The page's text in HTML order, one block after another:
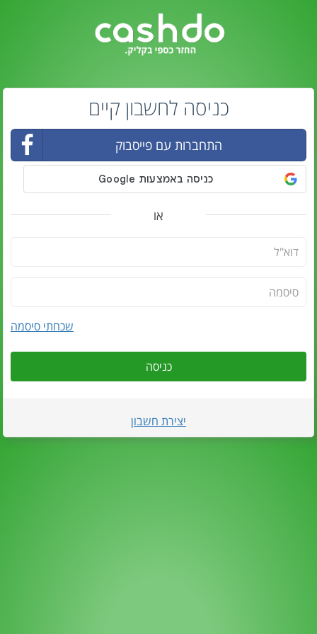
כניסה לחשבון קיים
התחברות עם פייסבוק
או
שכחתי סיסמה
כניסה
יצירת חשבון